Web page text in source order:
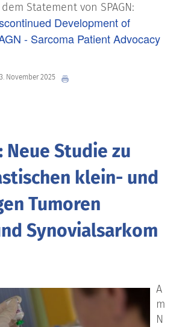
Statement von SPAGN:
Development of
- Sarcoma Patient Advocacy
November 2025
Neue Studie zu
klein- und
Tumoren
Synovialsarkom
A
m
N